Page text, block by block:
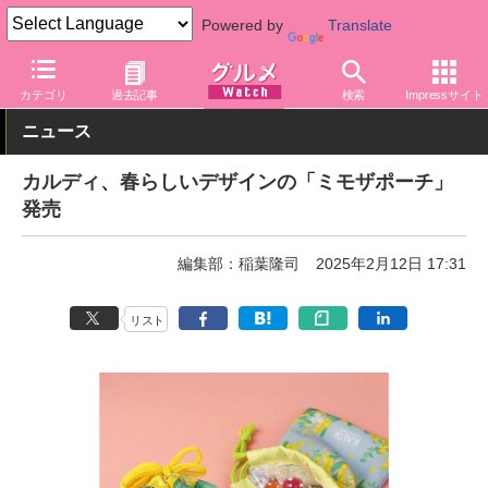
Powered by Translate
カテゴリ 過去記事 検索 Impressサイト
グルメ Watch 店舗 バラエティ カルディ
ニュース
カルディ、春らしいデザインの「ミモザポーチ」
発売
編集部：稲葉隆司 2025年2月12日 17:31
リスト